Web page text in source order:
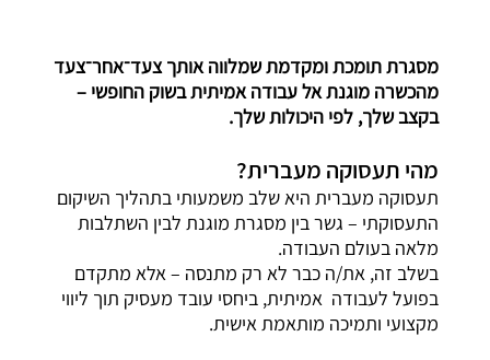
מסגרת תומכת ומקדמת שמלווה אותך צעד־אחר־צעד
מהכשרה מוגנת אל עבודה אמיתית בשוק החופשי –
בקצב שלך, לפי היכולות שלך.
מהי תעסוקה מעברית?
תעסוקה מעברית היא שלב משמעותי בתהליך השיקום
התעסוקתי – גשר בין מסגרת מוגנת לבין השתלבות
מלאה בעולם העבודה.
בשלב זה, את/ה כבר לא רק מתנסה – אלא מתקדם
בפועל לעבודה אמיתית, ביחסי עובד מעסיק תוך ליווי
מקצועי ותמיכה מותאמת אישית.